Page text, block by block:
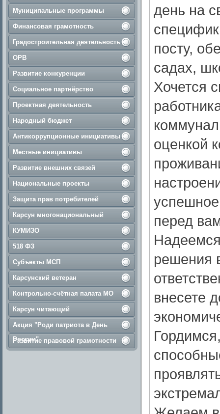
Муниципальные программы
Финансовая грамотность
Градостроительная деятельность
ОРВ
Развитие конкуренции
Социальное партнёрство
Проектная деятельность
Народный бюджет
Антикоррупционные инициативы
Местные инициативы
Развитие внешних связей
Национальные проекты
Защита прав потребителей
Карсун многонациональный
КУМИЗО
518 ФЗ
Субъекты МСП
Карсунский ветеран
Контрольно-счётная палата МО
Карсун читающий
Акция "Роди патриота в День
России"
Развитие правовой грамотности
день на
посту,
садах,
Хочется
оценкой
перед
решения
внесете